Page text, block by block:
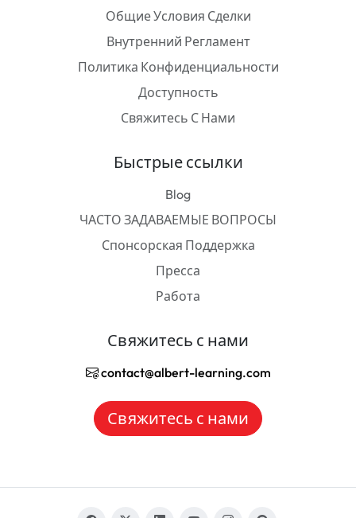
Общие Условия Сделки
Внутренний Регламент
Политика Конфиденциальности
Доступность
Свяжитесь С Нами
Быстрые ссылки
Blog
ЧАСТО ЗАДАВАЕМЫЕ ВОПРОСЫ
Спонсорская Поддержка
Пресса
Работа
Свяжитесь с нами
contact@albert-learning.com
Свяжитесь с нами